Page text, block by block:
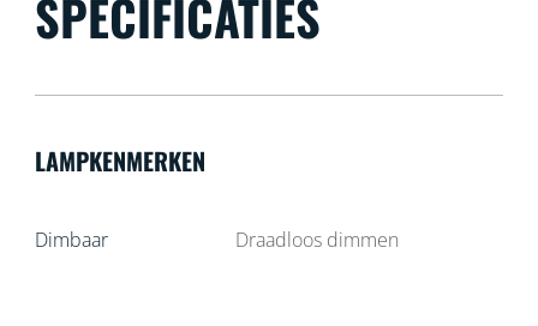
SPECIFICATIES
LAMPKENMERKEN
Dimbaar Draadloos dimmen